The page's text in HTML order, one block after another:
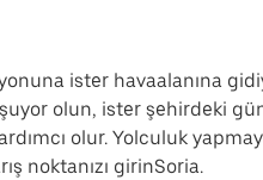
ister havaalanına
olun, ister şehirdeki
olur. Yolculuk
noktanızı girinSoria.